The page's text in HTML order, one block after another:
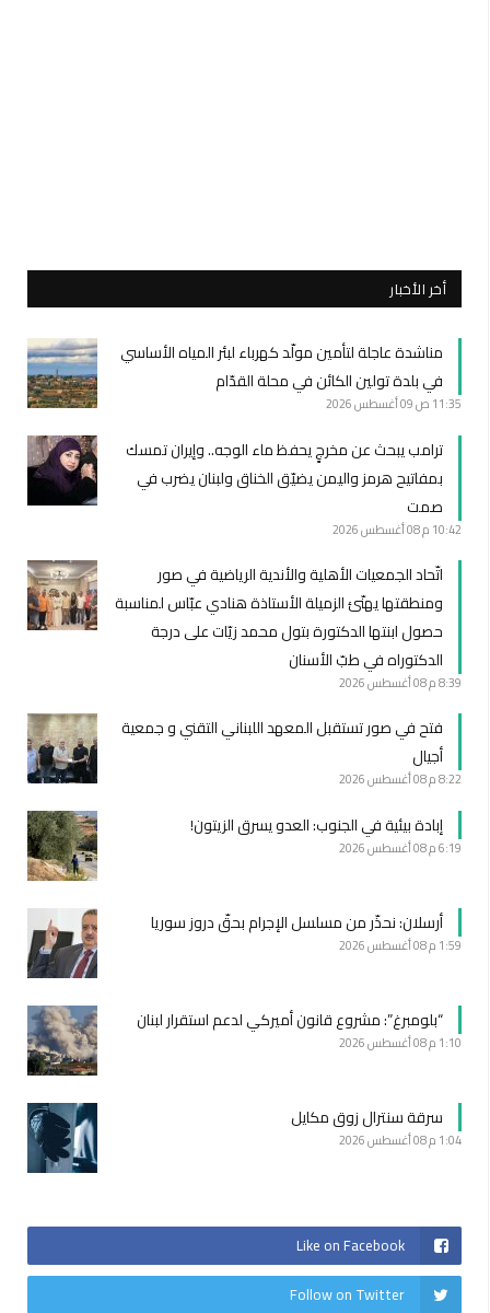
أخر الأخبار
مناشدة عاجلة لتأمين مولّد كهرباء لبئر المياه الأساسي
في بلدة تولين الكائن في محلة القدّام
11:35 ص 09 أغسطس 2026
ترامب يبحث عن مخرجٍ يحفظ ماء الوجه.. وإيران تمسك
بمفاتيح هرمز واليمن يضيّق الخناق ولبنان يضرب في
صمت
10:42 م 08 أغسطس 2026
اتّحاد الجمعيات الأهلية والأندية الرياضية في صور
ومنطقتها يهنّئ الزميلة الأستاذة هنادي عبّاس لمناسبة
حصول ابنتها الدكتورة بتول محمد زيّات على درجة
الدكتوراه في طبّ الأسنان
8:39 م 08 أغسطس 2026
فتح في صور تستقبل المعهد اللبناني التقني و جمعية
أجيال
8:22 م 08 أغسطس 2026
إبادة بيئية في الجنوب: العدو يسرق الزيتون!
6:19 م 08 أغسطس 2026
أرسلان: نحذّر من مسلسل الإجرام بحقّ دروز سوريا
1:59 م 08 أغسطس 2026
“بلومبرغ”: مشروع قانون أميركي لدعم استقرار لبنان
1:10 م 08 أغسطس 2026
سرقة سنترال زوق مكايل
1:04 م 08 أغسطس 2026
Like on Facebook
Follow on Twitter